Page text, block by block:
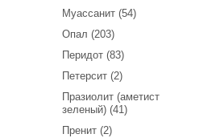
Муассанит (54)
Опал (203)
Перидот (83)
Петерсит (2)
Празиолит (аметист
зеленый) (41)
Пренит (2)